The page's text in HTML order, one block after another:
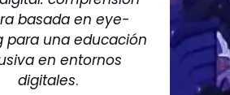
basada en eye-
para una educación
en entornos
digitales.